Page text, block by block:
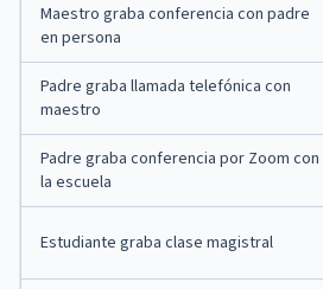
Maestro graba conferencia con padre
en persona
Padre graba llamada telefónica con
maestro
Padre graba conferencia por Zoom con
la escuela
Estudiante graba clase magistral